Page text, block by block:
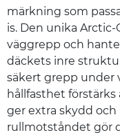
märkning som
is. Den unika
väggrepp och
däckets inre
säkert grepp under
hållfasthet förstärks
ger extra skydd och
rullmotståndet gör